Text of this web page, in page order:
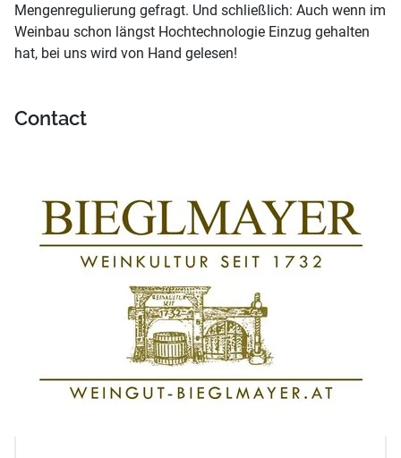
Mengenregulierung gefragt. Und schließlich: Auch wenn im
Weinbau schon längst Hochtechnologie Einzug gehalten
hat, bei uns wird von Hand gelesen!
Contact